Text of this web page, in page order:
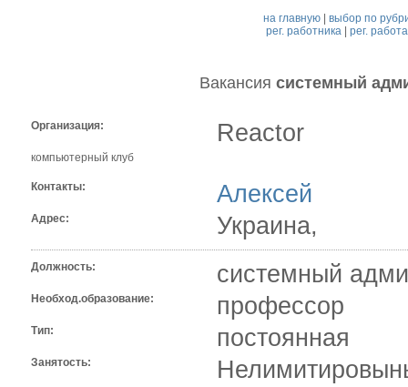
на главную |выбор по
рег. работника| рег.
Вакансия системный
Организация: Reactor
компьютерный клуб
Контакты: Алексей
Адрес: Украина,
Должность: системный
Необход.образование: профессор
Тип: постоянная
Занятость: